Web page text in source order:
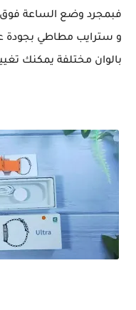
فبمجرد وضع الساعة
و سترايب مطاطي بجودة
بالوان مختلفة يمكنك